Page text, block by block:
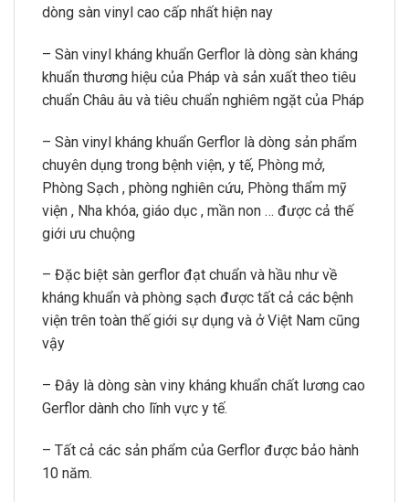
dòng sàn vinyl cao cấp nhất hiện nay
– Sàn vinyl kháng khuẩn Gerflor là dòng sàn kháng
khuẩn thương hiệu của Pháp và sản xuất theo tiêu
chuẩn Châu âu và tiêu chuẩn nghiêm ngặt của Pháp
– Sàn vinyl kháng khuẩn Gerflor là dòng sản phẩm
chuyên dụng trong bệnh viện, y tế, Phòng mở,
Phòng Sạch , phòng nghiên cứu, Phòng thẩm mỹ
viện , Nha khóa, giáo dục , mần non … được cả thế
giới ưu chuộng
– Đặc biệt sàn gerflor đạt chuẩn và hầu như về
kháng khuẩn và phòng sạch được tất cả các bệnh
viện trên toàn thế giới sự dụng và ở Việt Nam cũng
vậy
– Đây là dòng sàn viny kháng khuẩn chất lương cao
Gerflor dành cho lĩnh vực y tế.
– Tất cả các sản phẩm của Gerflor được bảo hành
10 năm.